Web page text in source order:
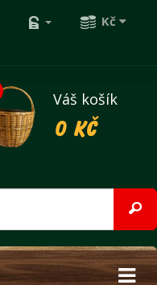
Kč
Váš košík
0 Kč